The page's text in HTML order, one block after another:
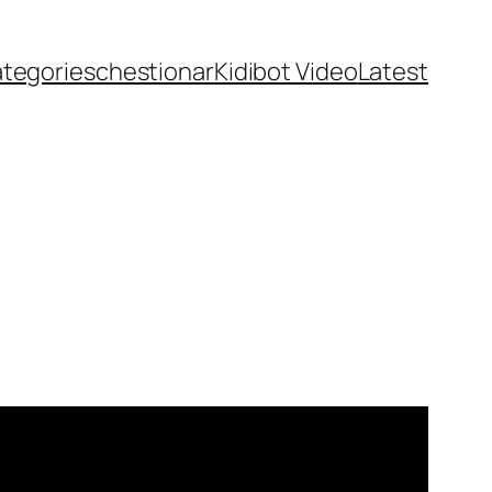
chestionarKidibot VideoLatest